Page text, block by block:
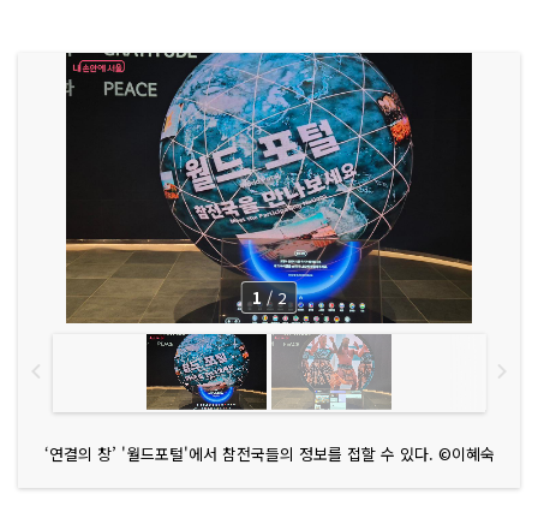
‘연결의 창’ '월드포털'에서 참전국들의 정보를 접할 수 있다. ©이혜숙
1 / 2